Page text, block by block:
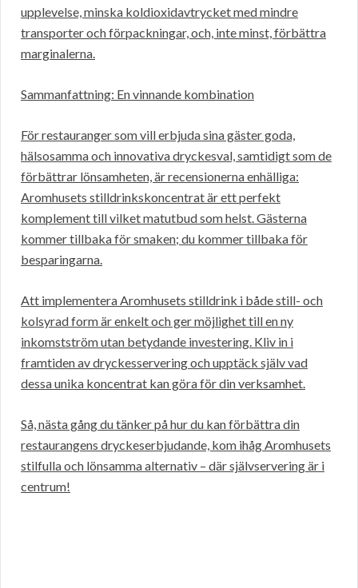
upplevelse, minska koldioxidavtrycket med mindre
transporter och förpackningar, och, inte minst, förbättra
marginalerna.
Sammanfattning: En vinnande kombination
För restauranger som vill erbjuda sina gäster goda,
hälsosamma och innovativa dryckesval, samtidigt som de
förbättrar lönsamheten, är recensionerna enhälliga:
Aromhusets stilldrinkskoncentrat är ett perfekt
komplement till vilket matutbud som helst. Gästerna
kommer tillbaka för smaken; du kommer tillbaka för
besparingarna.
Att implementera Aromhusets stilldrink i både still- och
kolsyrad form är enkelt och ger möjlighet till en ny
inkomstström utan betydande investering. Kliv in i
framtiden av dryckesservering och upptäck själv vad
dessa unika koncentrat kan göra för din verksamhet.
Så, nästa gång du tänker på hur du kan förbättra din
restaurangens dryckeserbjudande, kom ihåg Aromhusets
stilfulla och lönsamma alternativ – där självservering är i
centrum!